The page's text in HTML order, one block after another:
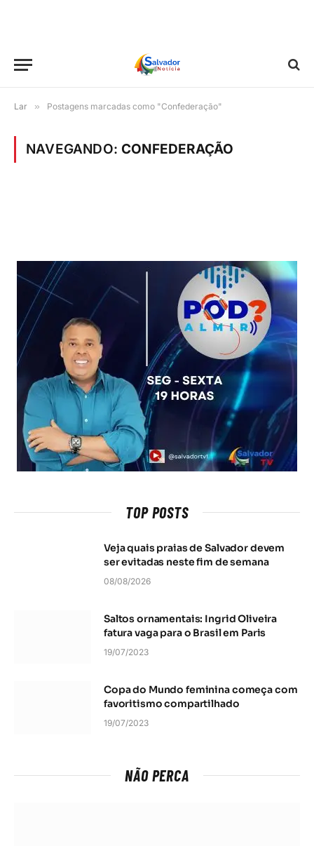
Lar » Postagens marcadas como "Confederação"
NAVEGANDO: CONFEDERAÇÃO
TOP POSTS
Veja quais praias de Salvador devem
ser evitadas neste fim de semana
08/08/2026
Saltos ornamentais: Ingrid Oliveira
fatura vaga para o Brasil em Paris
19/07/2023
Copa do Mundo feminina começa com
favoritismo compartilhado
19/07/2023
NÃO PERCA